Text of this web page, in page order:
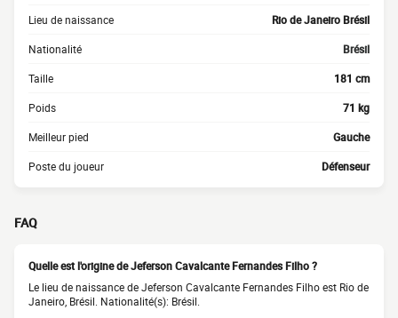
Lieu de naissance Rio de Janeiro Brésil
Nationalité Brésil
Taille 181 cm
Poids 71 kg
Meilleur pied Gauche
Poste du joueur Défenseur
FAQ
Quelle est l'origine de Jeferson Cavalcante Fernandes Filho ?
Le lieu de naissance de Jeferson Cavalcante Fernandes Filho est Rio de
Janeiro, Brésil. Nationalité(s): Brésil.